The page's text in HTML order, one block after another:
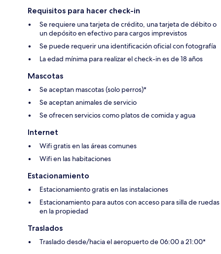
Requisitos para hacer check-in
Se requiere una tarjeta de crédito, una tarjeta de débito o
un depósito en efectivo para cargos imprevistos
Se puede requerir una identificación oficial con fotografía
La edad mínima para realizar el check-in es de 18 años
Mascotas
Se aceptan mascotas (solo perros)*
Se aceptan animales de servicio
Se ofrecen servicios como platos de comida y agua
Internet
Wifi gratis en las áreas comunes
Wifi en las habitaciones
Estacionamiento
Estacionamiento gratis en las instalaciones
Estacionamiento para autos con acceso para silla de ruedas
en la propiedad
Traslados
Traslado desde/hacia el aeropuerto de 06:00 a 21:00*